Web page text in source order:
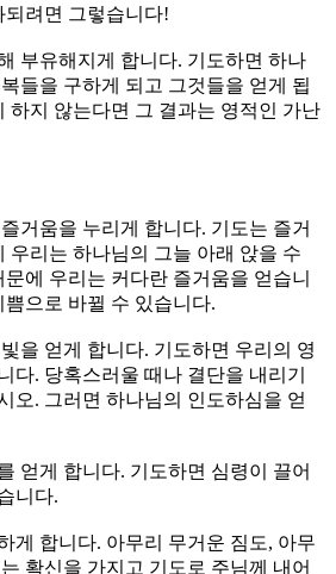
되려면 그렇습니다!
부유해지게 합니다. 기도하면 하나
들을 구하게 되고 그것들을 얻게 됩
하지 않는다면 그 결과는 영적인 가난
거움을 누리게 합니다. 기도는 즐거
우리는 하나님의 그늘 아래 앉을 수
에 우리는 커다란 즐거움을 얻습니
으로 바뀔 수 있습니다.
을 얻게 합니다. 기도하면 우리의 영
다. 당혹스러울 때나 결단을 내리기
오. 그러면 하나님의 인도하심을 얻
얻게 합니다. 기도하면 심령이 끌어
니다.
게 합니다. 아무리 무거운 짐도, 아무
확신을 가지고 기도로 주님께 내어